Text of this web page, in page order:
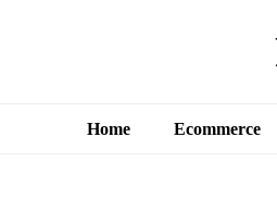
Home Ecommerce